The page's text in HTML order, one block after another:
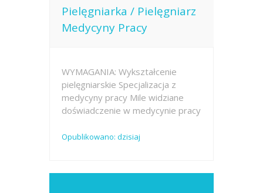
Pielęgniarka / Pielęgniarz
Medycyny Pracy
WYMAGANIA: Wykształcenie
pielęgniarskie Specjalizacja z
medycyny pracy Mile widziane
doświadczenie w medycynie pracy
Opublikowano: dzisiaj